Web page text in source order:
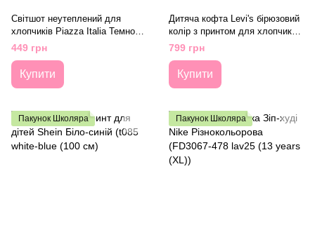
Світшот неутеплений для
хлопчиків Piazza Italia Темно-
Блакитний (PIT1501 198 d-blue
140 см (9-10 років))
449 грн
Купити
Дитяча кофта Levi's бірюзовий
колір з принтом для хлопчика
(9078 pvu blue (74 (9m))
799 грн
Купити
Пакунок Школяра Пакунок Школяра